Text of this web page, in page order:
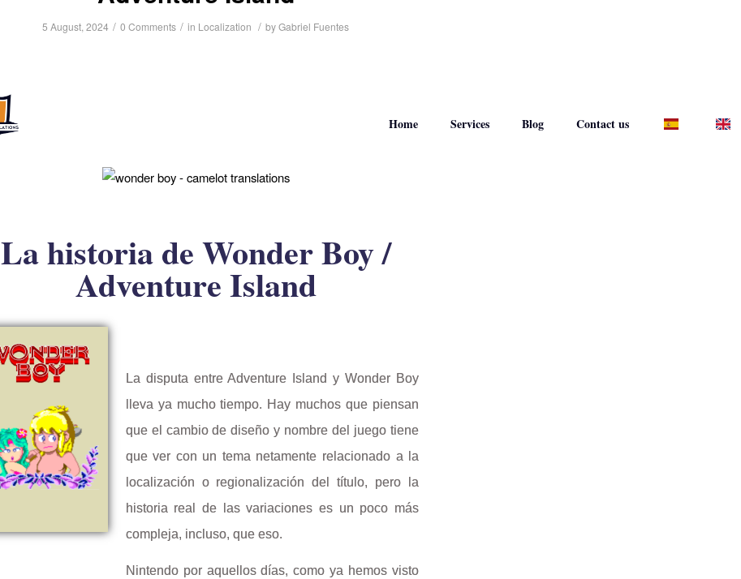
5 August, 2024 / 0 Comments / in Localization / byGabriel Fuentes
Home Services Blog Contact us
La historia de Wonder Boy /
Adventure Island
La disputa entre Adventure Island y Wonder Boy
lleva ya mucho tiempo. Hay muchos que piensan
que el cambio de diseño y nombre del juego tiene
que ver con un tema netamente relacionado a la
localización o regionalización del título, pero la
historia real de las variaciones es un poco más
compleja, incluso, que eso.
Nintendo por aquellos días, como ya hemos visto